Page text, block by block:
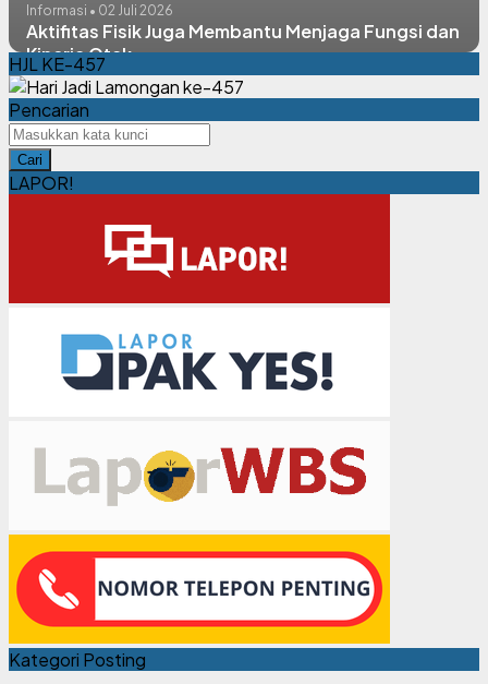
Informasi • 02 Juli 2026
Aktifitas Fisik Juga Membantu Menjaga Fungsi dan
Kinerja Otak
HJL KE-457
Pencarian
Cari
LAPOR!
Kategori Posting